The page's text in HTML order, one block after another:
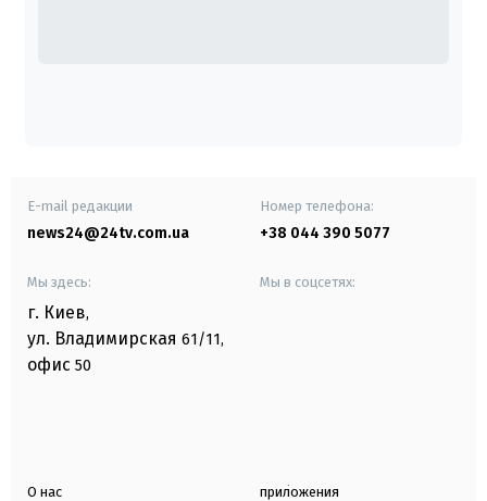
E-mail редакции
news24@24tv.com.ua
Номер телефона:
+38 044 390 5077
Мы здесь:
г. Киев,
ул. Владимирская 61/11,
офис 50
Мы в соцсетях:
О нас приложения